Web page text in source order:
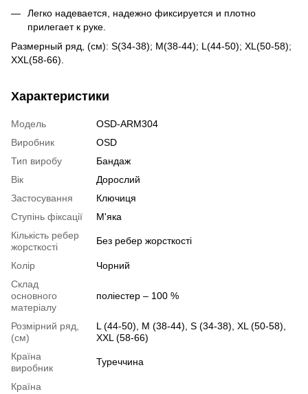
Легко надевается, надежно фиксируется и плотно
прилегает к руке.
Размерный ряд, (см): S(34-38); M(38-44); L(44-50); XL(50-58);
XXL(58-66).
Характеристики
Модель
OSD-ARM304
Виробник
OSD
Тип виробу
Бандаж
Вік
Дорослий
Застосування
Ключиця
Ступінь фіксації
М'яка
Кількість ребер
жорсткості
Без ребер жорсткості
Колір
Чорний
Склад
основного
матеріалу
поліестер – 100 %
Розмірний ряд,
(см)
L (44-50), M (38-44), S (34-38), XL (50-58),
XXL (58-66)
Країна
виробник
Туреччина
Країна